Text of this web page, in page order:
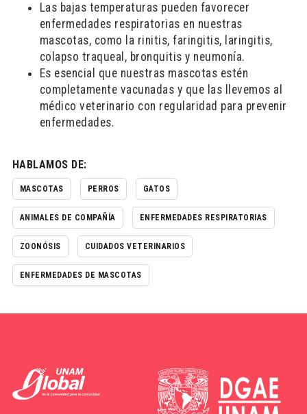
Las bajas temperaturas pueden favorecer
enfermedades respiratorias en nuestras
mascotas, como la rinitis, faringitis, laringitis,
colapso traqueal, bronquitis y neumonía.
Es esencial que nuestras mascotas estén
completamente vacunadas y que las llevemos al
médico veterinario con regularidad para prevenir
enfermedades.
HABLAMOS DE:
MASCOTAS PERROS GATOS
ANIMALES DE COMPAÑÍA ENFERMEDADES RESPIRATORIAS
ZOONÓSIS CUIDADOS VETERINARIOS
ENFERMEDADES DE MASCOTAS